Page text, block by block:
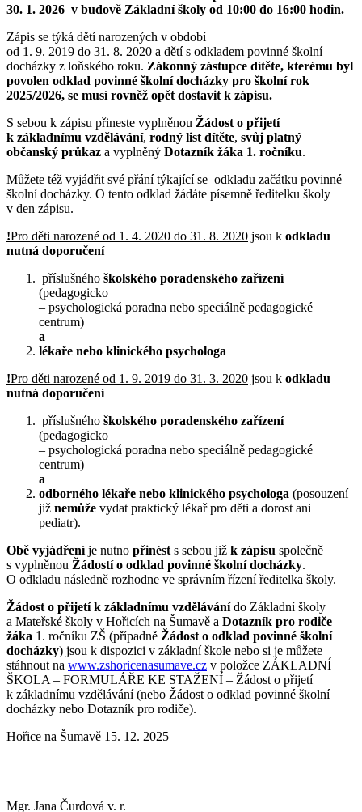
30. 1. 2026 v budově Základní školy od 10:00 do 16:00 hodin.
Zápis se týká dětí narozených v období
od 1. 9. 2019 do 31. 8. 2020 a dětí s odkladem povinné školní
docházky z loňského roku. Zákonný zástupce dítěte, kterému byl
povolen odklad povinné školní docházky pro školní rok
2025/2026, se musí rovněž opět dostavit k zápisu.
S sebou k zápisu přineste vyplněnou Žádost o přijetí
k základnímu vzdělávání, rodný list dítěte, svůj platný
občanský průkaz a vyplněný Dotazník žáka 1. ročníku.
Můžete též vyjádřit své přání týkající se odkladu začátku povinné
školní docházky. O tento odklad žádáte písemně ředitelku školy
v den zápisu.
!Pro děti narozené od 1. 4. 2020 do 31. 8. 2020 jsou k odkladu
nutná doporučení
příslušného školského poradenského zařízení
(pedagogicko
– psychologická poradna nebo speciálně pedagogické
centrum)
a
lékaře nebo klinického psychologa
!Pro děti narozené od 1. 9. 2019 do 31. 3. 2020 jsou k odkladu
nutná doporučení
příslušného školského poradenského zařízení
(pedagogicko
– psychologická poradna nebo speciálně pedagogické
centrum)
a
odborného lékaře nebo klinického psychologa (posouzení
již nemůže vydat praktický lékař pro děti a dorost ani
pediatr).
Obě vyjádřeníje nutno přinést s sebou již k zápisu společně
s vyplněnou Žádostí o odklad povinné školní docházky.
O odkladu následně rozhodne ve správním řízení ředitelka školy.
Žádost o přijetí k základnímu vzdělávánído Základní školy
a Mateřské školy v Hořicích na Šumavě a Dotazník pro rodiče
žáka 1. ročníku ZŠ (případně Žádost o odklad povinné školní
docházky) jsou k dispozici v základní škole nebo si je můžete
stáhnout na www.zshoricenasumave.cz v položce ZÁKLADNÍ
ŠKOLA – FORMULÁŘE KE STAŽENÍ – Žádost o přijetí
k základnímu vzdělávání (nebo Žádost o odklad povinné školní
docházky nebo Dotazník pro rodiče).
Hořice na Šumavě 15. 12. 2025
Mgr. Jana Čurdová v. r.